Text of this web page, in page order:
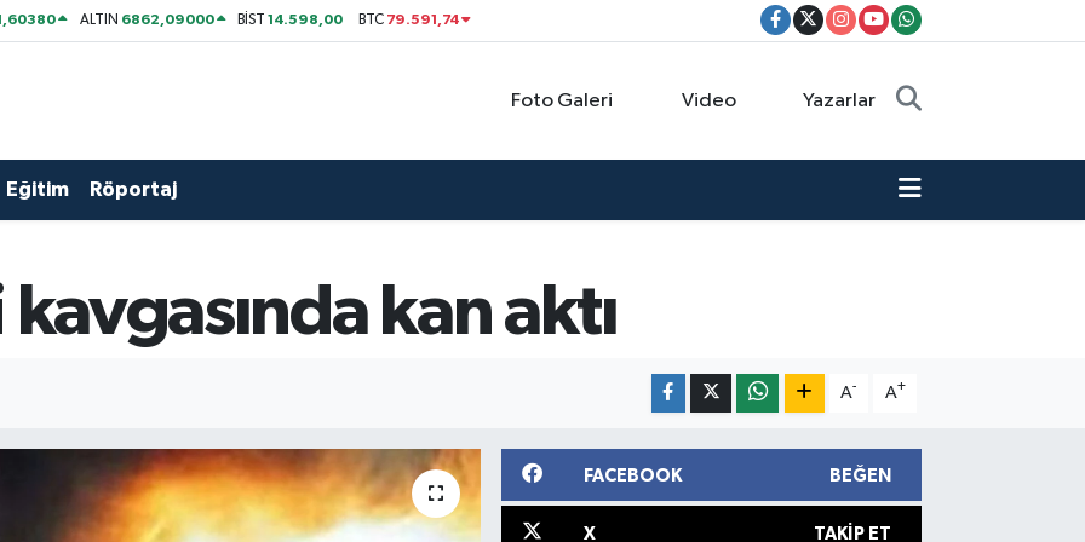
ALTIN 6862,09000 BİST14.598,00 BTC 79.591,74
Foto Galeri Video Yazarlar
Eğitim Röportaj
kan aktı
A- A+
FACEBOOK BEĞEN
X TAKIP ET